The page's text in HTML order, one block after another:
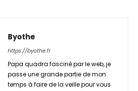
Byothe
https://byothe.fr
Papa quadra fasciné par le web, je
passe une grande partie de mon
temps à faire de la veille pour vous